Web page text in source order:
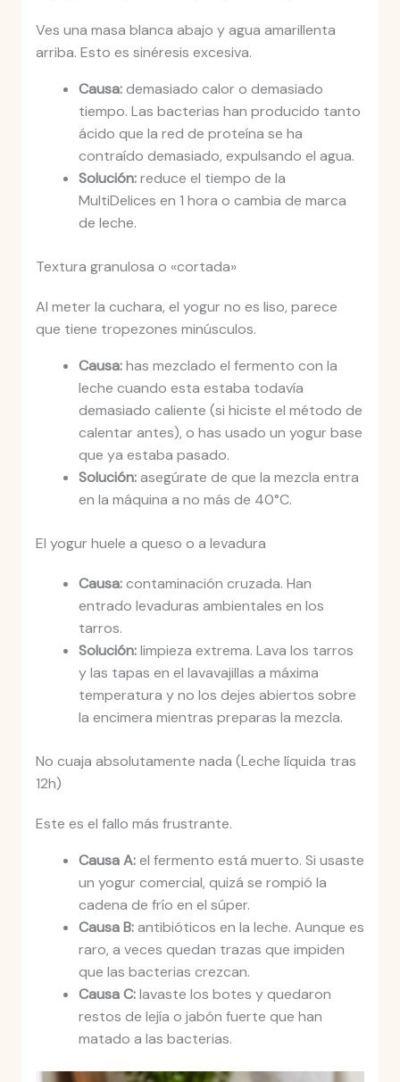
Ves una masa blanca abajo y agua amarillenta
arriba. Esto es sinéresis excesiva.
Causa:demasiado calor o demasiado
tiempo. Las bacterias han producido tanto
ácido que la red de proteína se ha
contraído demasiado, expulsando el agua.
Solución:reduce el tiempo de la
MultiDelices en 1 hora o cambia de marca
de leche.
Textura granulosa o «cortada»
Al meter la cuchara, el yogur no es liso, parece
que tiene tropezones minúsculos.
Causa:has mezclado el fermento con la
leche cuando esta estaba todavía
demasiado caliente (si hiciste el método de
calentar antes), o has usado un yogur base
que ya estaba pasado.
Solución:asegúrate de que la mezcla entra
en la máquina a no más de 40°C.
El yogur huele a queso o a levadura
Causa:contaminación cruzada. Han
entrado levaduras ambientales en los
tarros.
Solución:limpieza extrema. Lava los tarros
y las tapas en el lavavajillas a máxima
temperatura y no los dejes abiertos sobre
la encimera mientras preparas la mezcla.
No cuaja absolutamente nada (Leche líquida tras
12h)
Este es el fallo más frustrante.
Causa A:el fermento está muerto. Si usaste
un yogur comercial, quizá se rompió la
cadena de frío en el súper.
Causa B:antibióticos en la leche. Aunque es
raro, a veces quedan trazas que impiden
que las bacterias crezcan.
Causa C:lavaste los botes y quedaron
restos de lejía o jabón fuerte que han
matado a las bacterias.